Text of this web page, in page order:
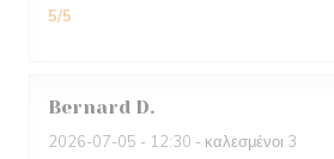
5/5
Bernard D
2026-07-05 - 12:30 - καλεσμένοι 3